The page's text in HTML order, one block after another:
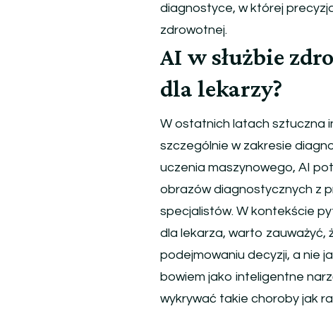
diagnostyce, w której
zdrowotnej.
AI w służbie
dla lekarzy?
W ostatnich latach sztuczna
szczególnie w zakresie
uczenia maszynowego, AI
obrazów diagnostycznych z
specjalistów. W kontekście
dla lekarza, warto zauważyć,
podejmowaniu decyzji, a nie
bowiem jako inteligentne
wykrywać takie choroby jak